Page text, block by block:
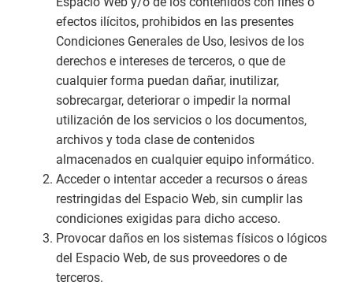
efectos ilícitos, prohibidos en las presentes
Condiciones Generales de Uso, lesivos de los
derechos e intereses de terceros, o que de
cualquier forma puedan dañar, inutilizar,
sobrecargar, deteriorar o impedir la normal
utilización de los servicios o los documentos,
archivos y toda clase de contenidos
almacenados en cualquier equipo informático.
Acceder o intentar acceder a recursos o áreas
restringidas del Espacio Web, sin cumplir las
condiciones exigidas para dicho acceso.
Provocar daños en los sistemas físicos o lógicos
del Espacio Web, de sus proveedores o de
terceros.